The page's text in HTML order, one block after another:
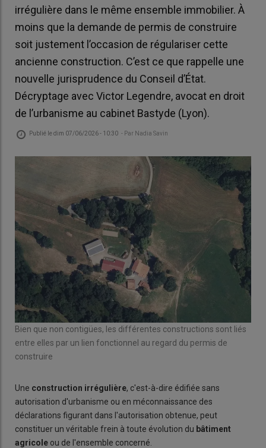
irrégulière dans le même ensemble immobilier. À
moins que la demande de permis de construire
soit justement l’occasion de régulariser cette
ancienne construction. C’est ce que rappelle une
nouvelle jurisprudence du Conseil d’État.
Décryptage avec Victor Legendre, avocat en droit
de l’urbanisme au cabinet Bastyde (Lyon).
Publié ledim 07/06/2026 - 10:30 - Par Nadia Savin
Bien que non contigües, les différentes constructions sont liés
entre elles par un lien fonctionnel au regard du permis de
construire
Une construction irrégulière, c'est-à-dire édifiée sans
autorisation d'urbanisme ou en méconnaissance des
déclarations figurant dans l'autorisation obtenue, peut
constituer un véritable frein à toute évolution du bâtiment
agricole ou de l'ensemble concerné.